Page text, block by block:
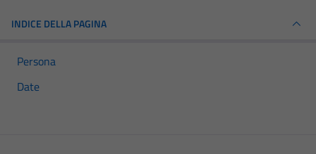
INDICE DELLA PAGINA
Persona
Date